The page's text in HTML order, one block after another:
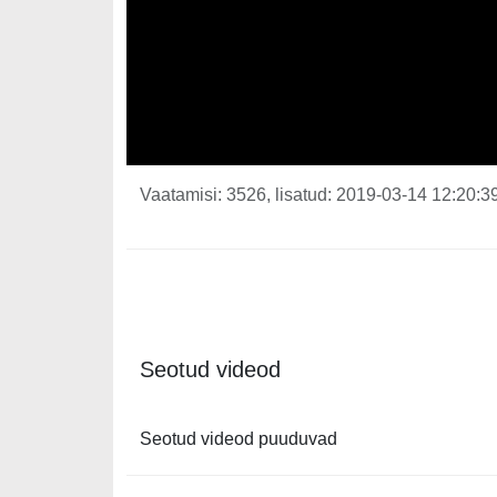
Vaatamisi: 3526, lisatud: 2019-03-14
Seotud videod
Seotud videod puuduvad